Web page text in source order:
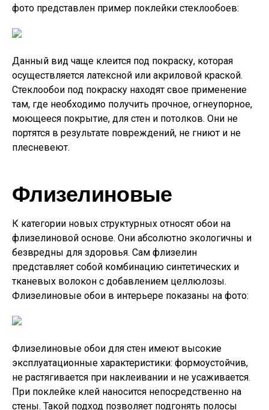
фото представлен пример поклейки стеклообоев:
Данный вид чаще клеится под покраску, которая
осуществляется латексной или акриловой краской.
Стеклообои под покраску находят свое применение
там, где необходимо получить прочное, огнеупорное,
моющееся покрытие, для стен и потолков. Они не
портятся в результате повреждений, не гниют и не
плесневеют.
Флизелиновые
К категории новых структурных относят обои на
флизелиновой основе. Они абсолютно экологичны и
безвредны для здоровья. Сам флизелин
представляет собой комбинацию синтетических и
тканевых волокон с добавлением целлюлозы.
Флизелиновые обои в интерьере показаны на фото:
Флизелиновые обои для стен имеют высокие
эксплуатационные характеристики: формоустойчив,
не растягивается при наклеивании и не усаживается.
При поклейке клей наносится непосредственно на
стены. Такой подход позволяет подгонять полосы